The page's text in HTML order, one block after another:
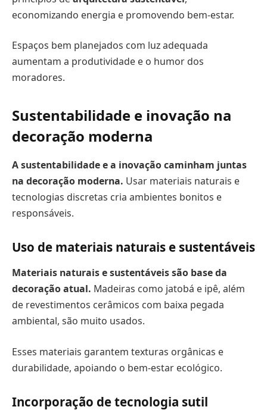
economizando energia e promovendo bem-estar.
Espaços bem planejados com luz adequada
aumentam a produtividade e o humor dos
moradores.
Sustentabilidade e inovação na
decoração moderna
A sustentabilidade e a inovação caminham juntas
na decoração moderna. Usar materiais naturais e
tecnologias discretas cria ambientes bonitos e
responsáveis.
Uso de materiais naturais e sustentáveis
Materiais naturais e sustentáveis são base da
decoração atual. Madeiras como jatobá e ipê, além
de revestimentos cerâmicos com baixa pegada
ambiental, são muito usados.
Esses materiais garantem texturas orgânicas e
durabilidade, apoiando o bem-estar ecológico.
Incorporação de tecnologia sutil